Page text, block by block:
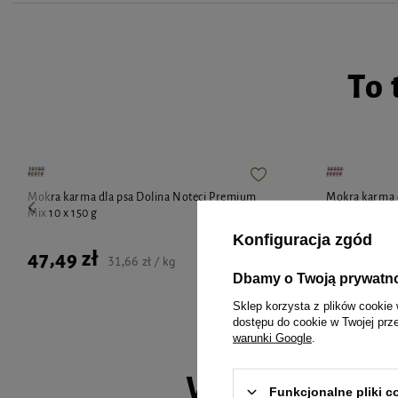
To
Mokra karma dla psa Dolina Noteci Premium
Mix 10 x 150 g
47,49 zł 31,66 zł / kg
Mokra karma
Wybrane
Konfiguracja zgód
Dbamy o Twoją
Sklep korzysta z plików cookie
dostępu do cookie w Twojej
warunki Google
Funkcjonalne pliki